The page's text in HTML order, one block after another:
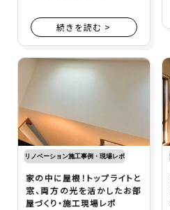
続きを読む >
リノベーション施工事例・現場レポ
家の中に屋根！トップライトと
窓、両方の光を活かしたお部
屋づくり・施工現場レポ